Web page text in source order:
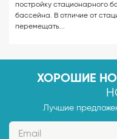
постройку стационарного
бассейна. В отличие от
перемещать...
ХОРОШИЕ
Лучшие